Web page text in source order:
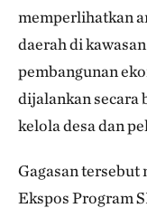
memperlihatkan
daerah di
pembangunan
dijalankan secara
kelola desa dan
Gagasan tersebut
Ekspos Program